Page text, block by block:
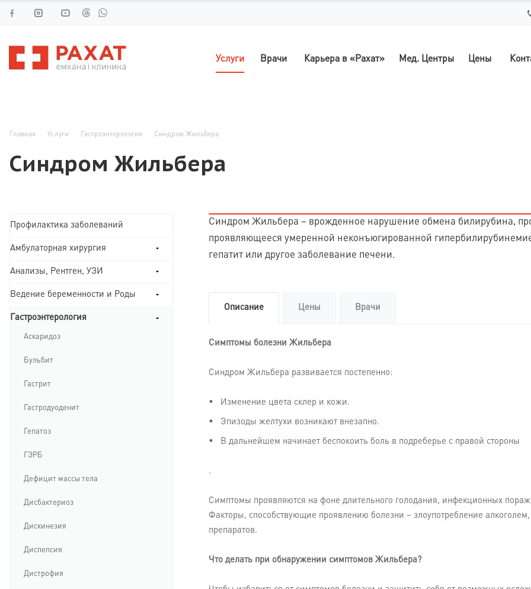
Услуги Врачи Карьера в «Рахат» Мед. Центры Цены
Главная Услуги Гастроэнтерология Синдром Жильбера
Синдром Жильбера
Профилактика заболеваний
Амбулаторная хирургия
Анализы, Рентген, УЗИ
Ведение беременности и Роды
Гастроэнтерология
Аскаридоз
Бульбит
Гастрит
Гастродуоденит
Гепатоз
ГЭРБ
Дефицит массы тела
Дисбактериоз
Дискинезия
Диспепсия
Дистрофия
Синдром Жильбера – врожденное нарушение обмена билирубина,
проявляющееся умеренной неконъюгированной
гепатит или другое заболевание печени.
Описание Цены Врачи
Симптомы болезни Жильбера
Синдром Жильбера развивается постепенно:
Изменение цвета склер и кожи.
Эпизоды желтухи возникают внезапно.
В дальнейшем начинает беспокоить боль в подреберье с правой стороны
.
Симптомы проявляются на фоне длительного голодания, инфекционных
Факторы, способствующие проявлению болезни – злоупотребление
препаратов.
Что делать при обнаружении симптомов Жильбера?